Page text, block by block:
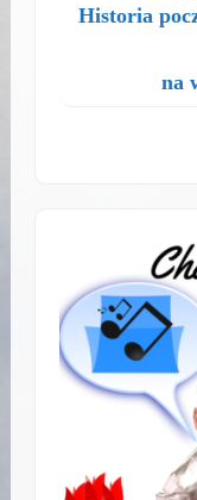
Historia
na